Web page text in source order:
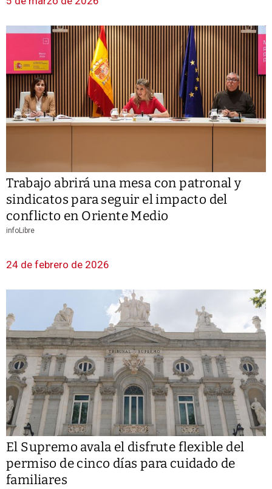
Trabajo abrirá una mesa con patronal y
sindicatos para seguir el impacto del
conflicto en Oriente Medio
infoLibre
24 de febrero de 2026
El Supremo avala el disfrute flexible del
permiso de cinco días para cuidado de
familiares